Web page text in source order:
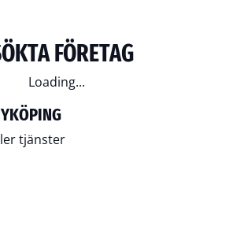
FÖRETAG
Loading...
tjänster